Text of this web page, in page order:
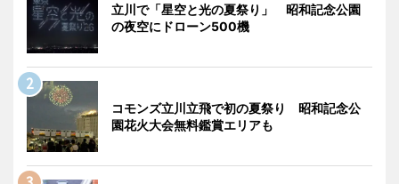
立川で「星空と光の夏祭り」 昭和記念公園
の夜空にドローン500機
コモンズ立川立飛で初の夏祭り 昭和記念公
園花火大会無料鑑賞エリアも